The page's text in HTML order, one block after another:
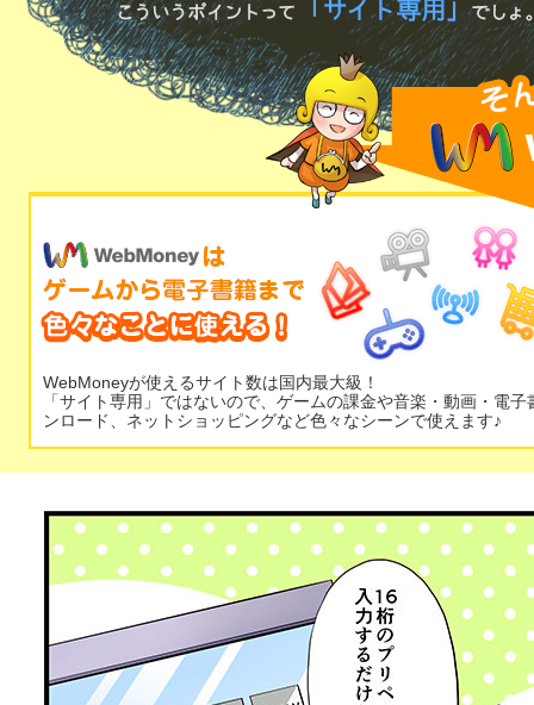
WebMoneyが使えるサイト数は国内最大級！
「サイト専用」ではないので、ゲームの課金や音楽・動画・電子
ンロード、ネットショッピングなど色々なシーンで使えます♪